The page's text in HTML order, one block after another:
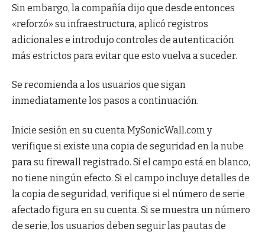
Sin embargo, la compañía dijo que desde entonces
«reforzó» su infraestructura, aplicó registros
adicionales e introdujo controles de autenticación
más estrictos para evitar que esto vuelva a suceder.
Se recomienda a los usuarios que sigan
inmediatamente los pasos a continuación.
Inicie sesión en su cuenta MySonicWall.com y
verifique si existe una copia de seguridad en la nube
para su firewall registrado. Si el campo está en blanco,
no tiene ningún efecto. Si el campo incluye detalles de
la copia de seguridad, verifique si el número de serie
afectado figura en su cuenta. Si se muestra un número
de serie, los usuarios deben seguir las pautas de